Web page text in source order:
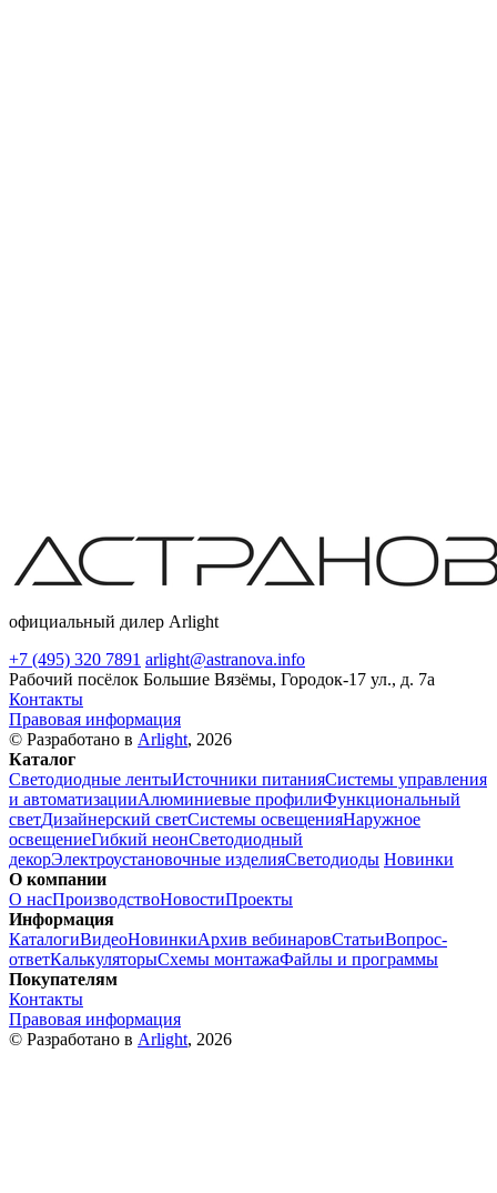
официальный дилер Arlight
+7 (495) 320 7891 arlight@astranova.info
Рабочий посёлок Большие Вязёмы, Городок-17 ул., д. 7а
Контакты
Правовая информация
© Разработано в Arlight, 2026
Каталог
Светодиодные лентыИсточники питанияСистемы управления
и автоматизацииАлюминиевые профилиФункциональный
светДизайнерский светСистемы освещенияНаружное
освещениеГибкий неонСветодиодный
декорЭлектроустановочные изделияСветодиоды Новинки
О компании
О насПроизводствоНовостиПроекты
Информация
КаталогиВидеоНовинкиАрхив вебинаровСтатьиВопрос-
ответКалькуляторыСхемы монтажаФайлы и программы
Покупателям
Контакты
Правовая информация
© Разработано в Arlight, 2026